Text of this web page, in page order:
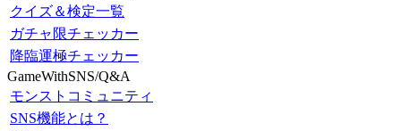
クイズ＆検定一覧
ガチャ限チェッカー
降臨運極チェッカー
GameWithSNS/Q&A
モンストコミュニティ
SNS機能とは？